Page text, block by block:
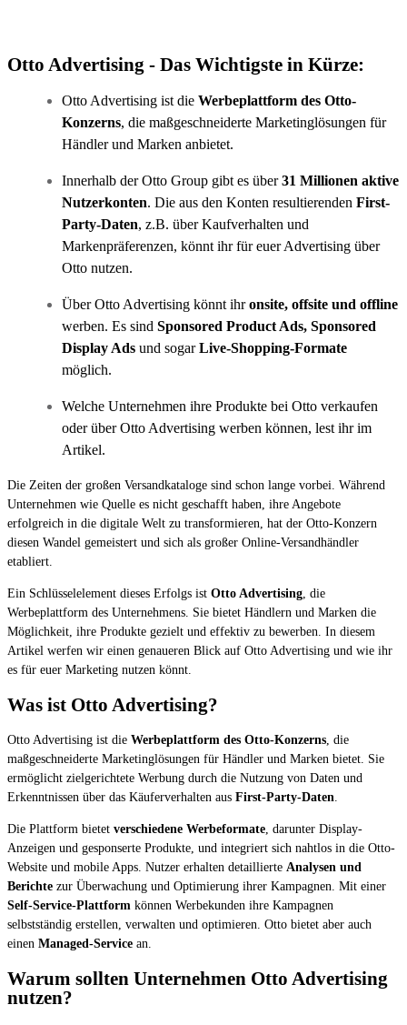
Otto Advertising - Das Wichtigste in Kürze:
Otto Advertising ist die Werbeplattform des Otto-
Konzerns, die maßgeschneiderte Marketinglösungen für
Händler und Marken anbietet.
Innerhalb der Otto Group gibt es über31 Millionen aktive
Nutzerkonten. Die aus den Konten resultierenden First-
Party-Daten, z.B. über Kaufverhalten und
Markenpräferenzen, könnt ihr für euer Advertising über
Otto nutzen.
Über Otto Advertising könnt ihronsite, offsite und offline
werben. Es sind Sponsored Product Ads, Sponsored
Display Ads und sogarLive-Shopping-Formate
möglich.
Welche Unternehmen ihre Produkte bei Otto verkaufen
oder über Otto Advertising werben können, lest ihr im
Artikel.
Die Zeiten der großen Versandkataloge sind schon lange vorbei. Während
Unternehmen wie Quelle es nicht geschafft haben, ihre Angebote
erfolgreich in die digitale Welt zu transformieren, hat der Otto-Konzern
diesen Wandel gemeistert und sich als großer Online-Versandhändler
etabliert.
Ein Schlüsselelement dieses Erfolgs ist Otto Advertising, die
Werbeplattform des Unternehmens. Sie bietet Händlern und Marken die
Möglichkeit, ihre Produkte gezielt und effektiv zu bewerben. In diesem
Artikel werfen wir einen genaueren Blick auf Otto Advertising und wie ihr
es für euer Marketing nutzen könnt.
Was ist Otto Advertising?
Otto Advertising ist die Werbeplattform des Otto-Konzerns, die
maßgeschneiderte Marketinglösungen für Händler und Marken bietet. Sie
ermöglicht zielgerichtete Werbung durch die Nutzung von Daten und
Erkenntnissen über das Käuferverhalten aus First-Party-Daten.
Die Plattform bietet verschiedene Werbeformate, darunter Display-
Anzeigen und gesponserte Produkte, und integriert sich nahtlos in die Otto-
Website und mobile Apps. Nutzer erhalten detaillierte Analysen und
Berichte zur Überwachung und Optimierung ihrer Kampagnen. Mit einer
Self-Service-Plattform können Werbekunden ihre Kampagnen
selbstständig erstellen, verwalten und optimieren. Otto bietet aber auch
einen Managed-Service an.
Warum sollten Unternehmen Otto Advertising
nutzen?